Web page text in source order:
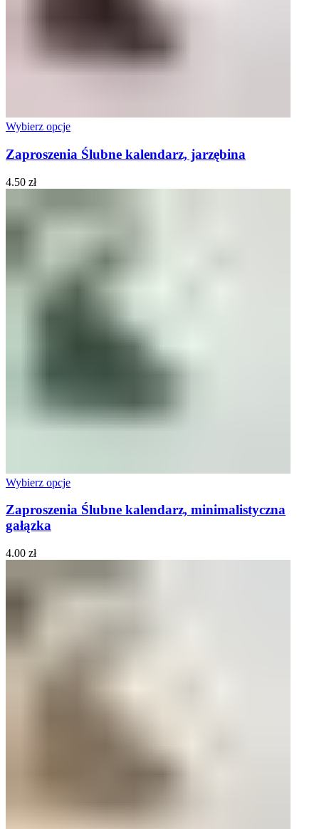
Wybierz opcje
Zaproszenia Ślubne kalendarz, jarzębina
4.50 zł
Wybierz opcje
Zaproszenia Ślubne kalendarz, minimalistyczna
gałązka
4.00 zł